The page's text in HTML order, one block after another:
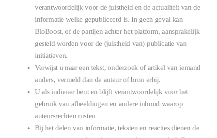
verantwoordelijk voor de juistheid en de actualiteit van de
informatie welke gepubliceerd is. In geen geval kan
BioBoost, of de partijen achter het platform, aansprakelijk
gesteld worden voor de (juistheid van) publicatie van
initiatieven.
Verwijst u naar een tekst, onderzoek of artikel van iemand
anders, vermeld dan de auteur of bron erbij.
U als indiener bent en blijft verantwoordelijk voor het
gebruik van afbeeldingen en andere inhoud waarop
auteursrechten rusten
Bij het delen van informatie, teksten en reacties dienen de